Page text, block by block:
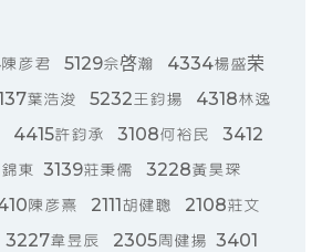
陳彥君 5129佘啓瀚 4334楊盛荣
葉浩浚 5232王鈞揚 4318林逸
4415許鈞承 3108何裕民 3412
東 3139莊秉儒 3228黃昊琛
陳彥熹 2111胡健聰 2108莊文
韋昱辰 2305周健揚 3401